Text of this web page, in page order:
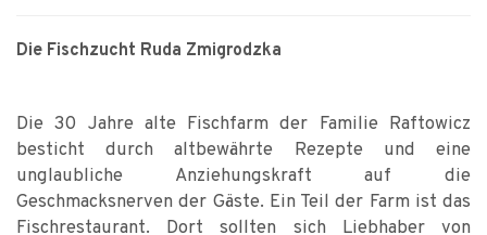
Die Fischzucht Ruda Zmigrodzka
Die 30 Jahre alte Fischfarm der Familie Raftowicz
besticht durch altbewährte Rezepte und eine
unglaubliche Anziehungskraft auf die
Geschmacksnerven der Gäste. Ein Teil der Farm ist das
Fischrestaurant. Dort sollten sich Liebhaber von